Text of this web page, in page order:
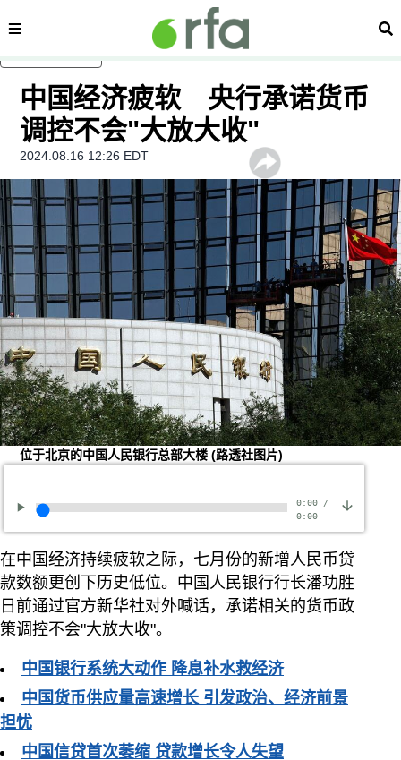
内容分类 搜
中国经济疲软 央行承诺货币
调控不会"大放大收"
2024.08.16 12:26 EDT
位于北京的中国人民银行总部大楼(路透社图片)
0:00/
0:00
在中国经济持续疲软之际，七月份的新增人民币贷
款数额更创下历史低位。中国人民银行行长潘功胜
日前通过官方新华社对外喊话，承诺相关的货币政
策调控不会"大放大收"。
中国银行系统大动作 降息补水救经济
中国货币供应量高速增长 引发政治、经济前景
担忧
中国信贷首次萎缩 贷款增长令人失望